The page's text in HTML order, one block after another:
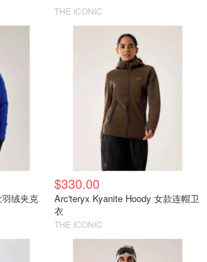
THE ICONIC
绒夹克
$330.00
Arc'teryx Kyanite Hoody 女款连帽卫
衣
THE ICONIC